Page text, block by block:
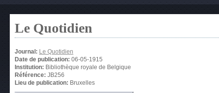
Le Quotidien
Journal: Le Quotidien
Date de publication: 06-05-1915
Institution: Bibliothèque royale de Belgique
Référence: JB256
Lieu de publication: Bruxelles